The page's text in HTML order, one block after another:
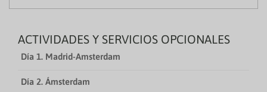
ACTIVIDADES Y SERVICIOS OPCIONALES
Día 1. Madrid-Amsterdam
Día 2. Ámsterdam